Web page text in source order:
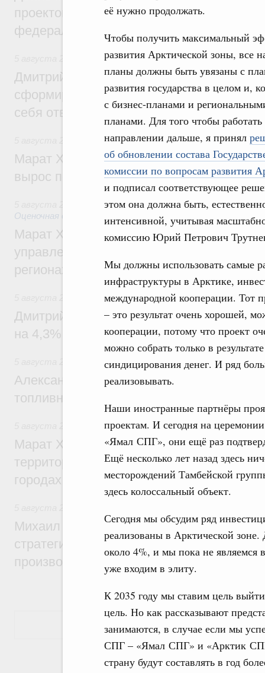
её нужно продолжать.
Чтобы получить максимальный
развития Арктической зоны, все
планы должны быть увязаны с
развития государства в целом и,
с бизнес-планами и
планами. Для того чтобы
направлении дальше, я принял
об обновлении состава
комиссии по вопросам развития
и подписал соответствующее
этом она должна быть,
интенсивной, учитывая
комиссию Юрий Петрович
Мы должны использовать самые
инфраструктуры в Арктике,
международной кооперации. Тот
– это результат очень хорошей,
кооперации, потому что проект
можно собрать только в
синдицирования денег. И ряд
реализовывать.
Наши иностранные партнёры
проектам. И сегодня на
«Ямал СПГ», они ещё раз
Ещё несколько лет назад здесь
месторождений Тамбейской
здесь колоссальный объект.
Сегодня мы обсудим ряд
реализованы в Арктической
около 4%, и мы пока не являемся
уже входим в элиту.
К 2035 году мы ставим цель
цель. Но как рассказывают
занимаются, в случае если мы
СПГ – «Ямал СПГ» и «Арктик
страну будут составлять в год
проектов института кураторства в
федеральном округе
Молодёжная политика
Дмитрий Чернышенко: Всемирный
сформировал целое сообщество людей,
себя ответственность за будущее
Национальный проект «Инфраструктура
Марат Хуснуллин: Ввод нежилых зданий
вырос почти на треть
Земельные отношения. Кадастровая
Оценочная деятельность
Марат Хуснуллин: По решению
управление «ДОМ.РФ» перейдёт более
регионах
Внутренний и въездной туризм
Дмитрий Чернышенко: Внутренний
на 4,3%, въездной – на 20,1%
Оборот бензина и дизельного топлива
Александр Новак провёл совещание по
топливном рынке
Жилищная политика, рынок жилья
Марат Хуснуллин: Первые проекты
территорий в Донбассе и Новороссии
городах ДНР
Михаил Мишустин дал поручения по
стратегической сессии, посвящённой
производительности труда
Показать еще